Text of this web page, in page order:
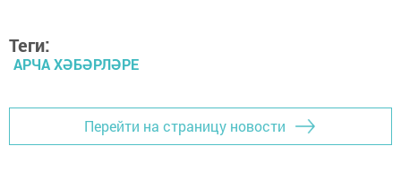
Теги:
АРЧА ХӘБӘРЛӘРЕ
Перейти на страницу новости